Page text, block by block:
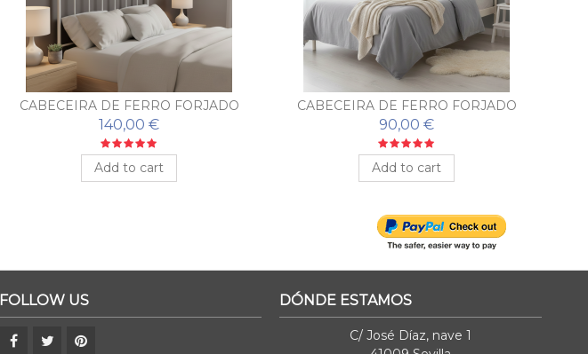
CABECEIRA DE FERRO FORJADO
MÚSICA
140,00 €
Add to cart
CABECEIRA DE FERRO FORJADO
ROSALÍA
90,00 €
Add to cart
FOLLOW US DÓNDE ESTAMOS
C/ José Díaz, nave 1